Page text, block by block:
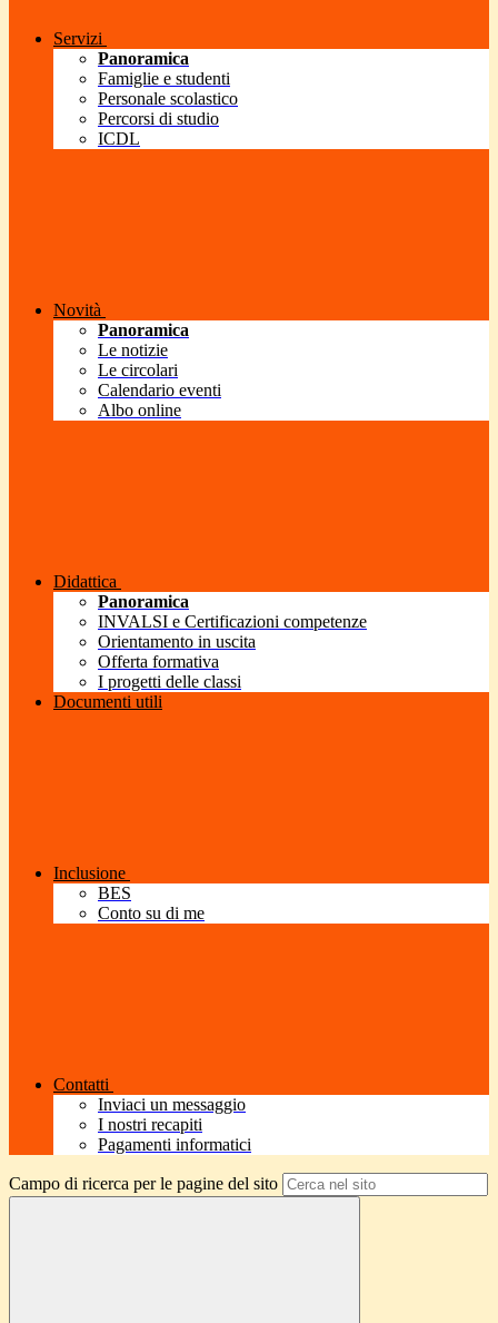
Servizi
Panoramica
Famiglie e studenti
Personale scolastico
Percorsi di studio
ICDL
Novità
Panoramica
Le notizie
Le circolari
Calendario eventi
Albo online
Didattica
Panoramica
INVALSI e Certificazioni competenze
Orientamento in uscita
Offerta formativa
I progetti delle classi
Documenti utili
Inclusione
BES
Conto su di me
Contatti
Inviaci un messaggio
I nostri recapiti
Pagamenti informatici
Campo di ricerca per le pagine del sito